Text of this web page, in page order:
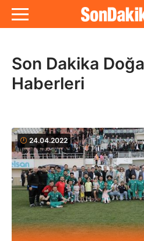
Son Dakika
Haberleri
24.04.2022